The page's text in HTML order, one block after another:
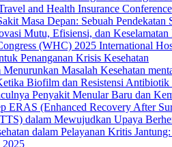
and Health Insurance Conference
Masa Depan: Sebuah Pendekatan
Mutu, Efisiensi, dan Keselamatan
(WHC) 2025 International
Penanganan Krisis Kesehatan
Masalah Kesehatan
Biofilm dan Resistensi
Penyakit Menular Baru dan
ERAS (Enhanced Recovery After
dalam Mewujudkan Upaya
dalam Pelayanan Kritis
2025